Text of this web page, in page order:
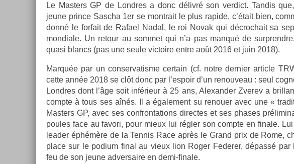
Le Mast­ers GP de Londres a donc délivré son ver­dict. Tan­dis
jeune prin­ce Sascha 1er se montrait le plus rapide, c’était bien,
donné le for­fait de Rafael Nadal, le roi Novak qui décroc­hait sa
mon­diale. Un re­tour au som­met qui n’a pas manqué de
quasi blancs (pas une seule vic­toire entre août 2016 et juin 2018).
Marquée par un con­ser­vatis­me cer­tain (cf. notre de­rni­er ar­ticle
cette année 2018 se clôt donc par l’es­poir d’un re­nouveau : seul
Londres dont l’âge soit inférieur à 25 ans, Al­exand­er Zverev a
com­pte à tous ses aînés. Il a égale­ment su re­nou­er avec une «
Mast­ers GP, avec ses con­fron­ta­tions di­rec­tes et ses phases
poules face au favori, pour mieux lui régler son com­pte en fin­ale.
lead­er éphémère de la Ten­nis Race après le Grand prix de Rome,
place sur le podium final au vieux lion Roger Feder­er, dépassé par
feu de son jeune ad­versaire en demi-finale.